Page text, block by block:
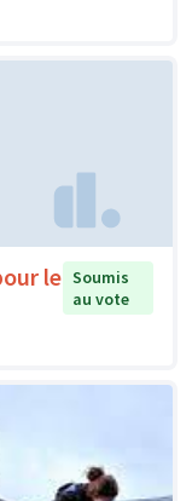
le Soumis
au vote